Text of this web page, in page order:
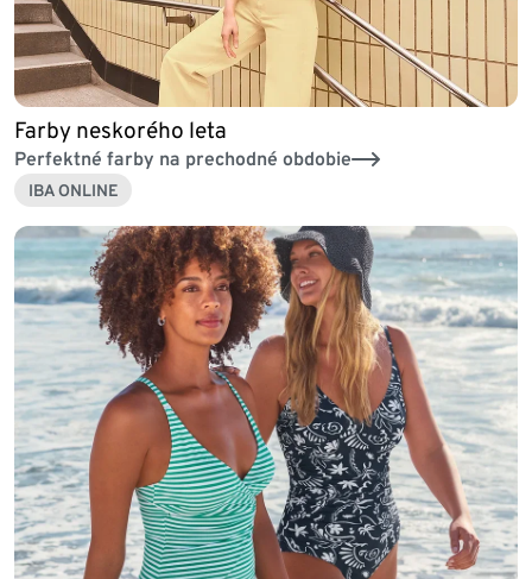
Farby neskorého leta
Perfektné farby na prechodné obdobie
IBA ONLINE